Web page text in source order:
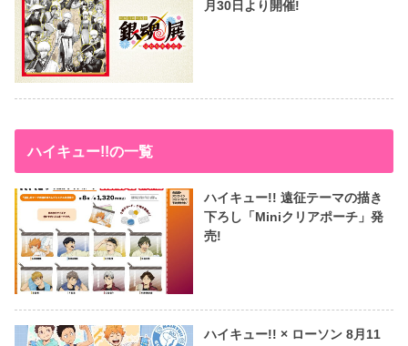
月30日より開催!
ハイキュー!!の一覧
ハイキュー!! 遠征テーマの描き
下ろし「Miniクリアポーチ」発
売!
ハイキュー!! × ローソン 8月11